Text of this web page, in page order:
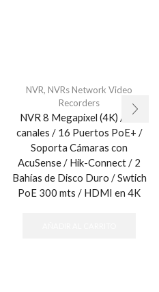
NVR, NVRs Network Video
Recorders
NVR 8 Megapixel (4K) / 32
canales / 16 Puertos PoE+ /
Soporta Cámaras con
AcuSense / Hik-Connect / 2
Bahías de Disco Duro / Swtich
PoE 300 mts / HDMI en 4K